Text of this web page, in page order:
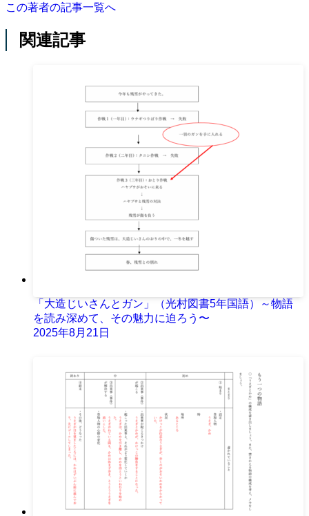
この著者の記事一覧へ
関連記事
「大造じいさんとガン」（光村図書5年国語）～物語
を読み深めて、その魅力に迫ろう〜
2025年8月21日